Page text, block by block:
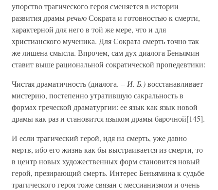
упорство трагического героя сменяется в истории
развития драмыречьюСократа и готовностью к смерти,
характерной для него в той же мере, что и для
христианского мученика. Для Сократа смерть точно так
же лишена смысла. Впрочем, сам дух диалога Беньямин
ставит выше рациональной сократической пропедевтики:
Чистая драматичность (диалога. – И. Б.)восстанавливает
мистерию, постепенно утратившую сакральность в
формах греческой драматургии: ее язык как язык новой
драмы как раз и становится языком драмы барочной[145].
И если трагический герой, идя на смерть, уже давно
мертв, ибо его жизнь как бы выстраивается из смерти, то
в центр новых художественных форм становится новый
герой, презирающий смерть. Интерес Беньямина к судьбе
трагического героя тоже связан с мессианизмом и очень